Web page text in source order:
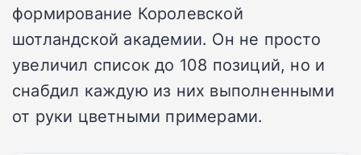
формирование Королевской
шотландской академии. Он не просто
увеличил список до 108 позиций, но и
снабдил каждую из них выполненными
от руки цветными примерами.